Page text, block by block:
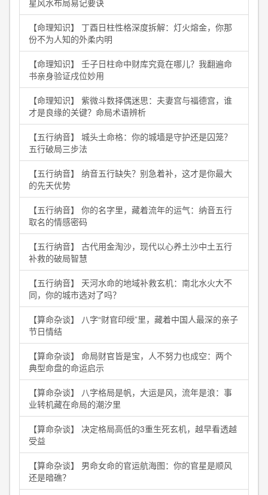
星风水布局易记要诀
【命理知识】 丁酉日柱性格深度拆解：灯火熔金，你那
份不为人知的外柔内明
【命理知识】 壬子日柱命中财库究竟在哪儿？我翻遍命
书亲身验证戌位妙用
【命理知识】 紫微斗数择偶迷思：夫妻宫与福德宫，谁
才是良缘的关键？命局术语辨析
【五行纳音】 城头土命格：你的城墙是守护还是囚笼？
五行破局三步法
【五行纳音】 纳音五行缺失？别急着补，这才是你最大
的先天优势
【五行纳音】 你的名字里，藏着流年的运气：纳音五行
取名的情感密码
【五行纳音】 古代用金淘沙，现代以心养土沙中土五行
补救的破局智慧
【五行纳音】 天河水命的地域补救玄机：南北水火大不
同，你的城市选对了吗？
【算命杂谈】 八字“财官印绶”里，藏着中国人最深的亲子
节日情结
【算命杂谈】 命局财官皆是宝，人不努力也成空：两个
典型命盘的命运启示
【算命杂谈】 八字格局是帆，大运是风，流年是浪：事
业转机藏在命局的潮汐里
【算命杂谈】 决定格局高低的3重生死玄机，越早看透越
受益
【算命杂谈】 男命女命的官运航海图：你的官星是顺风
还是暗礁？